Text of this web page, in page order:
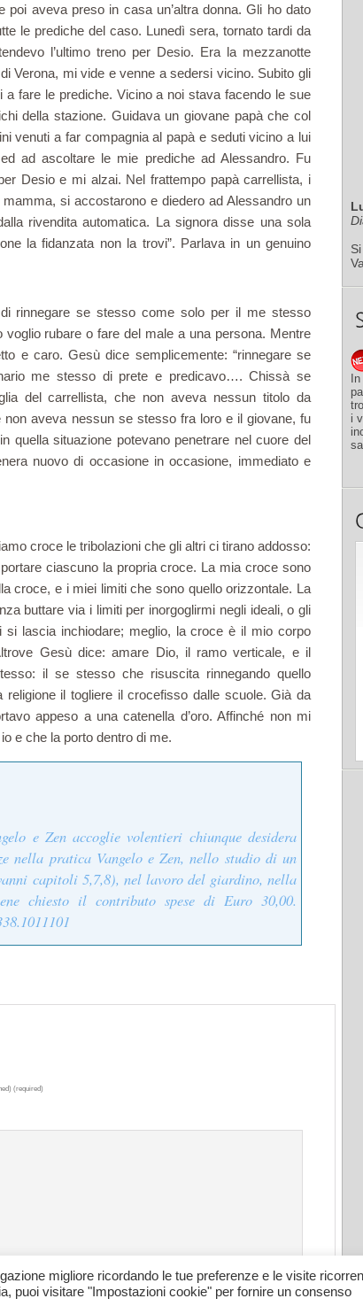
aveva preso in casa un’altra donna. Gli ho dato
le prediche del caso. Lunedì sera, tornato tardi da
l’ultimo treno per Desio. Era la mezzanotte
Verona, mi vide e venne a sedersi vicino. Subito gli
fare le prediche. Vicino a noi stava facendo le sue
della stazione. Guidava un giovane papà che col
venuti a far compagnia al papà e seduti vicino a lui
ad ascoltare le mie prediche ad Alessandro. Fu
Desio e mi alzai. Nel frattempo papà carrellista, i
si accostarono e diedero ad Alessandro un
rivendita automatica. La signora disse una sola
la fidanzata non la trovi”. Parlava in un genuino
rinnegare se stesso come solo per il me stesso
rubare o fare del male a una persona. Mentre
e caro. Gesù dice semplicemente: “rinnegare se
me stesso di prete e predicavo…. Chissà se
del carrellista, che non aveva nessun titolo da
aveva nessun se stesso fra loro e il giovane, fu
quella situazione potevano penetrare nel cuore del
nuovo di occasione in occasione, immediato e
croce le tribolazioni che gli altri ci tirano addosso:
ciascuno la propria croce. La mia croce sono
croce, e i miei limiti che sono quello orizzontale. La
buttare via i limiti per inorgoglirmi negli ideali, o gli
lascia inchiodare; meglio, la croce è il mio corpo
Gesù dice: amare Dio, il ramo verticale, e il
il se stesso che risuscita rinnegando quello
religione il togliere il crocefisso dalle scuole. Già da
appeso a una catenella d’oro. Affinché non mi
e che la porto dentro di me.
e Zen accoglie volentieri chiunque desidera
nella pratica Vangelo e Zen, nello studio di un
capitoli 5,7,8), nel lavoro del giardino, nella
chiesto il contributo spese di Euro 30,00.
(required)
i
migliore ricordando le tue preferenze e le visite
puoi visitare "Impostazioni cookie" per fornire un consenso